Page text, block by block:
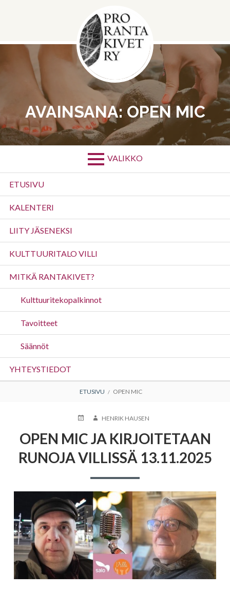
AVAINSANA:OPEN MIC
VALIKKO
Ensisijainen
valikko
ETUSIVU
KALENTERI
LIITY JÄSENEKSI
KULTTUURITALO VILLI
MITKÄ RANTAKIVET?
Kulttuuritekopalkinnot
Tavoitteet
Säännöt
YHTEYSTIEDOT
MURUPOLKU
ETUSIVU OPEN MIC
JULKAISTUKIRJOITTAJA
HENRIK HAUSEN
OPEN MIC JA KIRJOITETAAN
RUNOJA VILLISSÄ 13.11.2025